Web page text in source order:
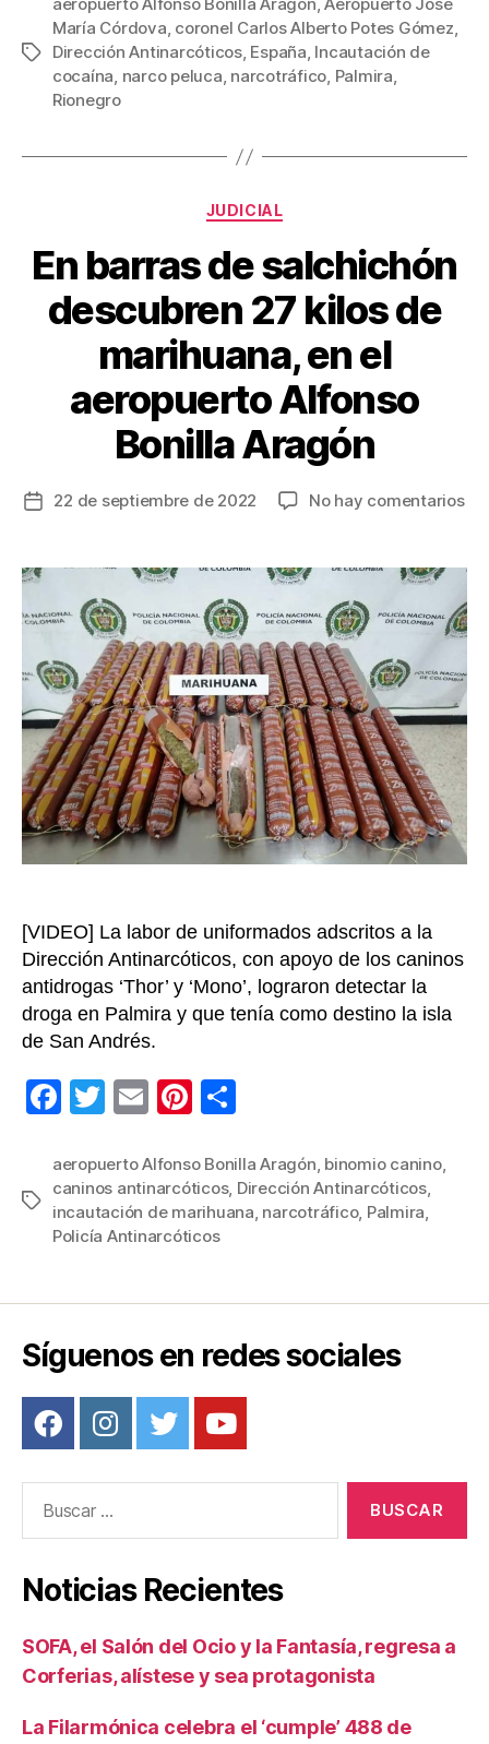
e
b
o
o
er
e
st
p
ar
Etiquetas
María Córdova, coronel Carlos Alberto Potes Gómez,
Dirección Antinarcóticos, España, Incautación de
cocaína, narco peluca, narcotráfico, Palmira,
Rionegro
Categorías
JUDICIAL
En barras de salchichón
descubren 27 kilos de
marihuana, en el
aeropuerto Alfonso
Bonilla Aragón
Fecha
entrada
22 de septiembre de 2022 No hay comentariosen
de
27
de
[VIDEO] La labor de uniformados adscritos a la
Dirección Antinarcóticos, con apoyo de los caninos
antidrogas ‘Thor’ y ‘Mono’, lograron detectar la
droga en Palmira y que tenía como destino la isla
de San Andrés.
F
c
e
b
o
k
T
tt
er
E
ail
Pi
er
e
st
m
p
Etiquetas
aeropuerto Alfonso Bonilla Aragón, binomio canino,
caninos antinarcóticos, Dirección Antinarcóticos,
incautación de marihuana, narcotráfico, Palmira,
Policía Antinarcóticos
Síguenos en redes sociales
Noticias Recientes
SOFA, el Salón del Ocio y la Fantasía, regresa a
Corferias, alístese y sea protagonista
La Filarmónica celebra el ‘cumple’ 488 de